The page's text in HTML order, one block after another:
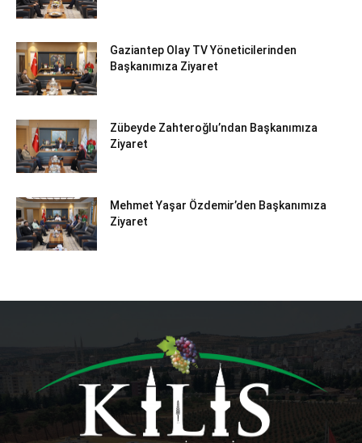
Gaziantep Olay TV Yöneticilerinden
Başkanımıza Ziyaret
Zübeyde Zahteroğlu’ndan Başkanımıza
Ziyaret
Mehmet Yaşar Özdemir’den Başkanımıza
Ziyaret